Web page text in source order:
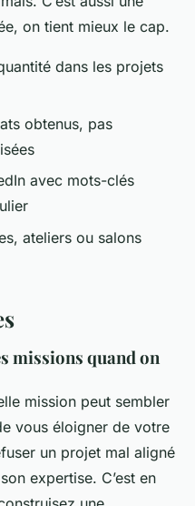
on tient mieux le cap.
dans les projets
obtenus, pas
avec mots-clés
ateliers ou salons
missions quand on
mission peut sembler
vous éloigner de votre
un projet mal aligné
expertise. C’est en